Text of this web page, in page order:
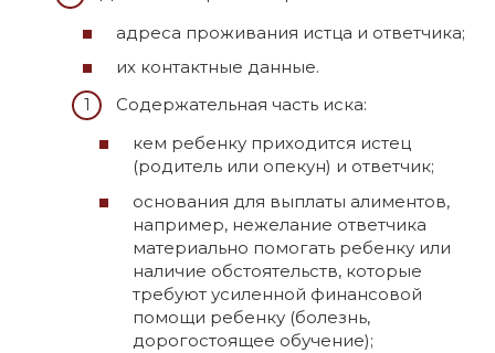
адреса проживания истца и ответчика;
их контактные данные.
Содержательная часть иска:
кем ребенку приходится истец
(родитель или опекун) и ответчик;
основания для выплаты алиментов,
например, нежелание ответчика
материально помогать ребенку или
наличие обстоятельств, которые
требуют усиленной финансовой
помощи ребенку (болезнь,
дорогостоящее обучение);